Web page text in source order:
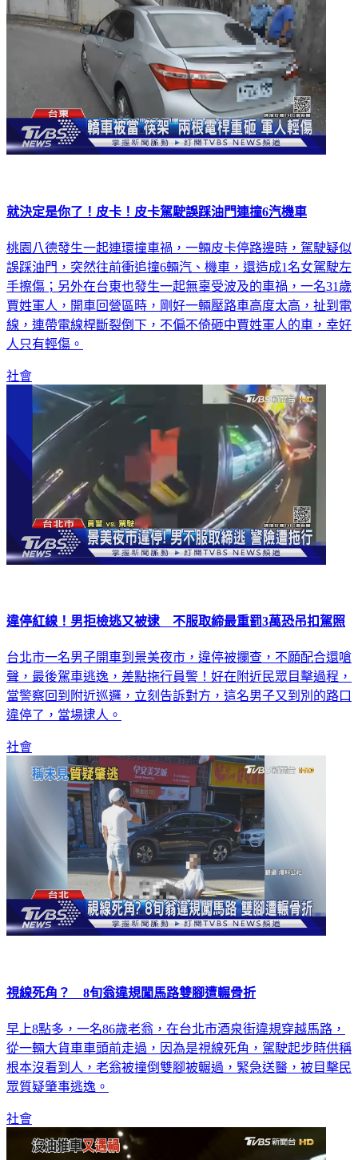
就決定是你了！皮卡！皮卡駕駛誤踩油門連撞6汽機車
桃園八德發生一起連環撞車禍，一輛皮卡停路邊時，駕駛疑似
誤踩油門，突然往前衝追撞6輛汽、機車，還造成1名女駕駛左
手擦傷；另外在台東也發生一起無辜受波及的車禍，一名31歲
賈姓軍人，開車回營區時，剛好一輛壓路車高度太高，扯到電
線，連帶電線桿斷裂倒下，不偏不倚砸中賈姓軍人的車，幸好
人只有輕傷。
社會
違停紅線！男拒檢逃又被逮 不服取締最重罰3萬恐吊扣駕照
台北市一名男子開車到景美夜市，違停被攔查，不願配合還嗆
聲，最後駕車逃逸，差點拖行員警！好在附近民眾目擊過程，
當警察回到附近巡邏，立刻告訴對方，這名男子又到別的路口
違停了，當場逮人。
社會
視線死角？ 8旬翁違規闖馬路雙腳遭輾骨折
早上8點多，一名86歲老翁，在台北市酒泉街違規穿越馬路，
從一輛大貨車車頭前走過，因為是視線死角，駕駛起步時供稱
根本沒看到人，老翁被撞倒雙腳被輾過，緊急送醫，被目擊民
眾質疑肇事逃逸。
社會